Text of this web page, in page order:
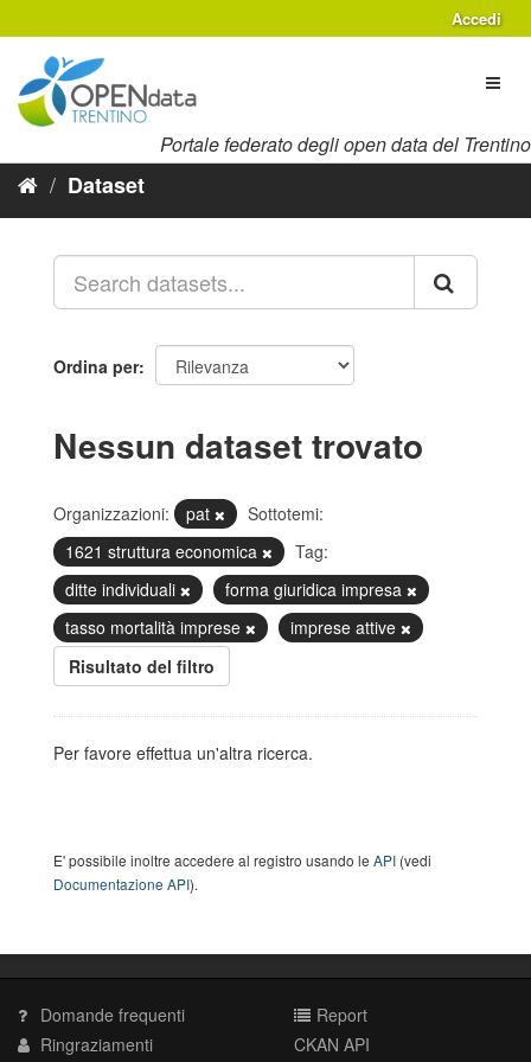
al
contenuto
Accedi
Portale federato degli open data del Trentino
Dataset
Ordina per
Nessun dataset trovato
Organizzazioni: pat
Sottotemi:
1621 struttura economica
Tag:
ditte individuali
forma giuridica impresa
tasso mortalità imprese
imprese attive
Risultato del filtro
Per favore effettua un'altra ricerca.
E' possibile inoltre accedere al registro usando le API (vedi
Documentazione API).
Domande frequenti
Ringraziamenti
Report
CKAN API